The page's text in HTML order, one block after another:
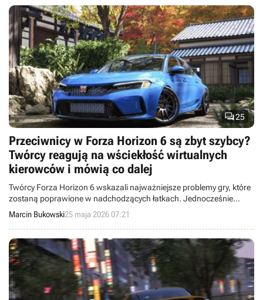
25
Przeciwnicy w Forza Horizon 6 są zbyt szybcy?
Twórcy reagują na wściekłość wirtualnych
kierowców i mówią co dalej
Twórcy Forza Horizon 6 wskazali najważniejsze problemy gry, które
zostaną poprawione w nadchodzących łatkach. Jednocześnie
produkcja notuje nowy rekord aktywności graczy.
Marcin Bukowski25 maja 2026 07:21